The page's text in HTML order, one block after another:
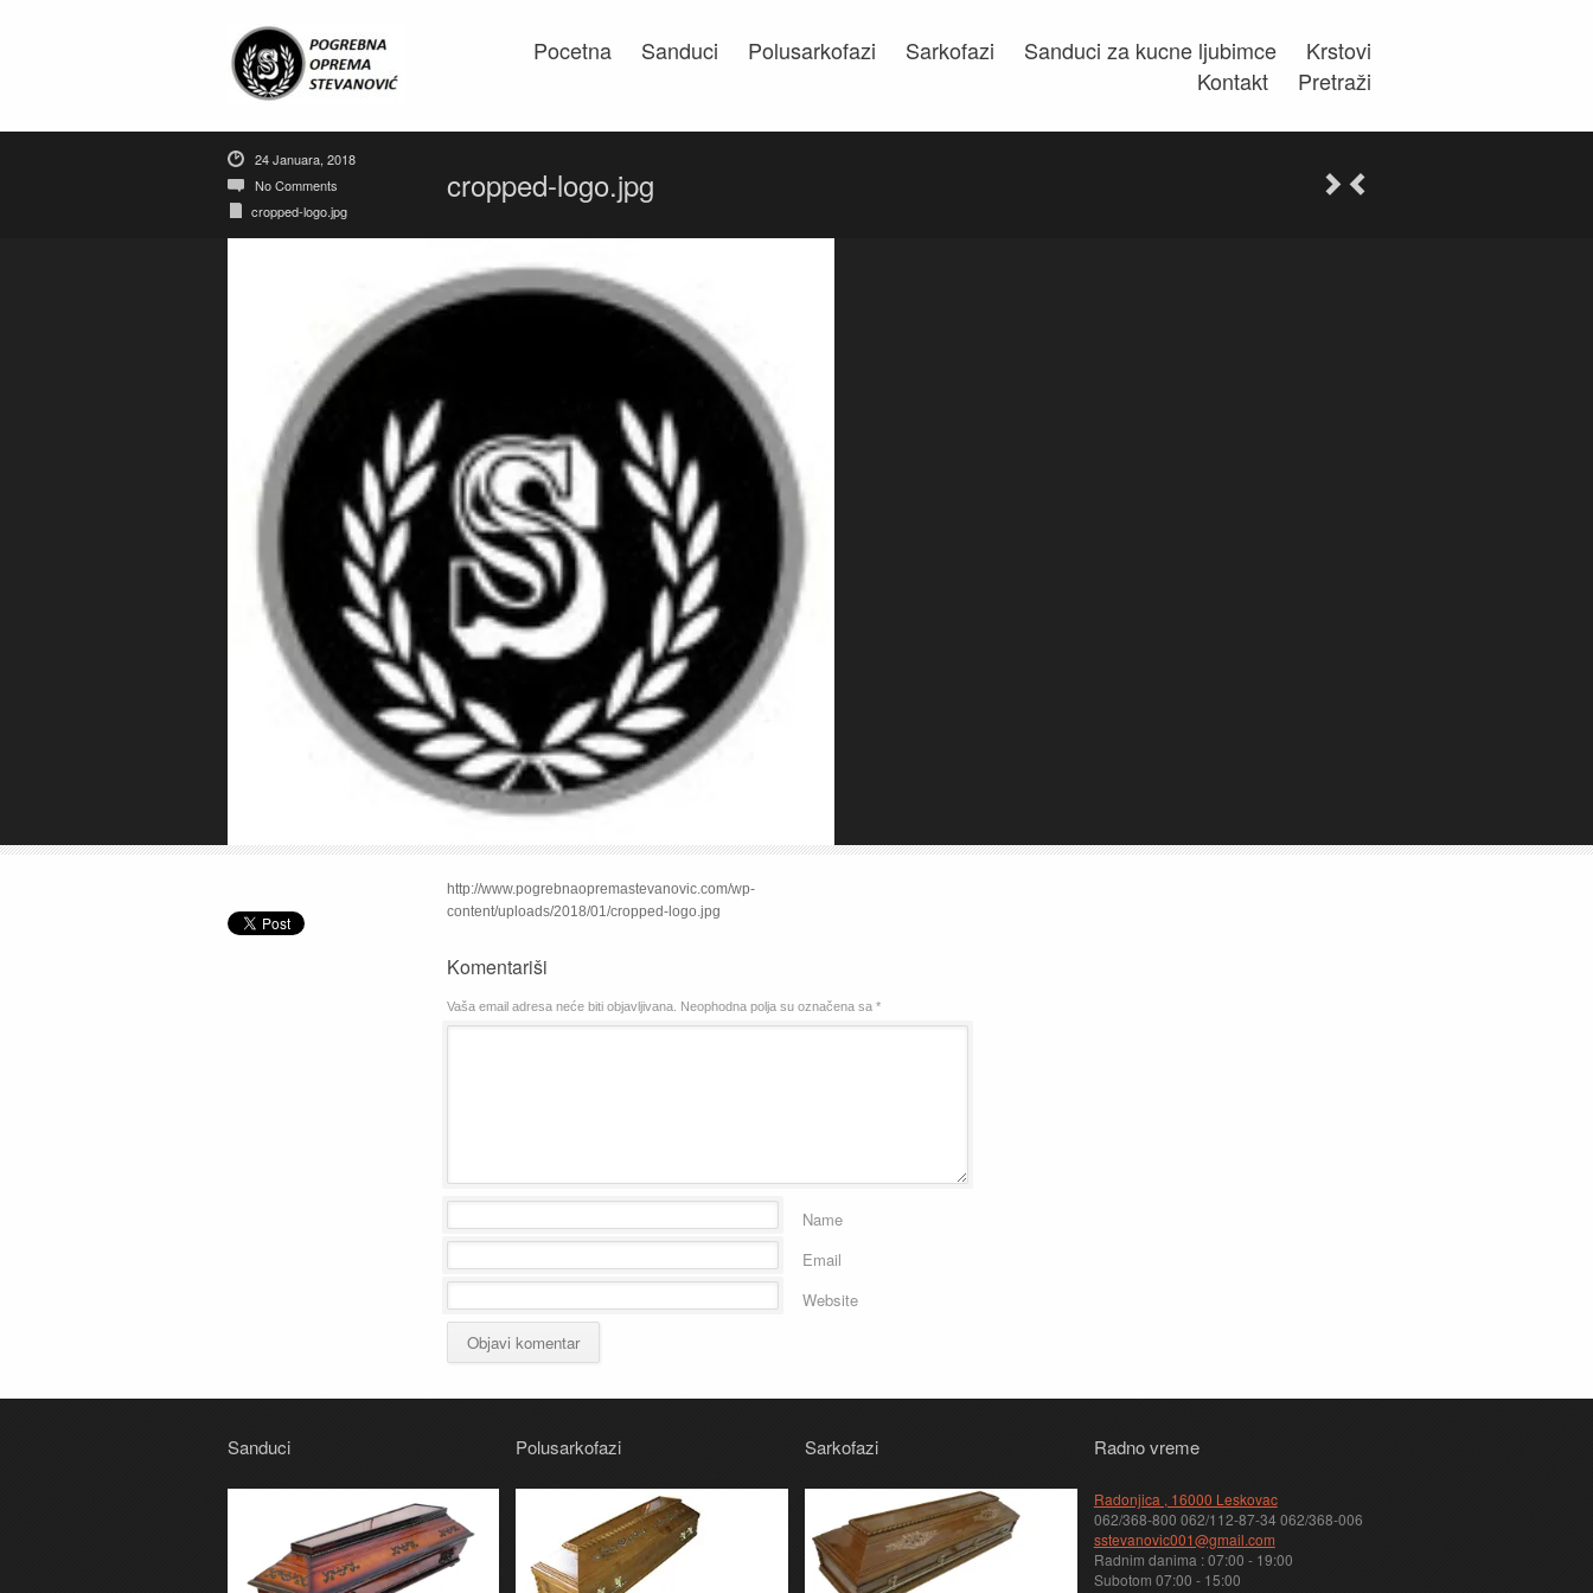
Pocetna Sanduci Polusarkofazi Sarkofazi Sanduci za kucne ljubimce
Krstovi
Kontakt
Pretraži
24 Januara, 2018
No Comments
cropped-logo.jpg
cropped-logo.jpg
http://www.pogrebnaopremastevanovic.com/wp-
content/uploads/2018/01/cropped-logo.jpg
Komentariši
Vaša email adresa neće biti objavljivana. Neophodna polja su označena sa *
Name
Email
Website
Sanduci Polusarkofazi Sarkofazi Radno vreme
Radonjica , 16000 Leskovac
062/368-800 062/112-87-34 062/368-006
sstevanovic001@gmail.com
Radnim danima : 07:00 - 19:00
Subotom 07:00 - 15:00